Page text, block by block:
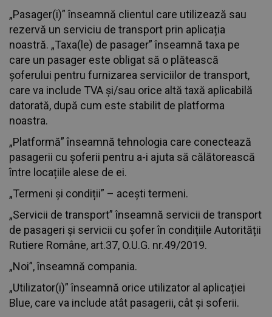
„Pasager(i)” înseamnă clientul care utilizează sau
rezervă un serviciu de transport prin aplicația
noastră. „Taxa(le) de pasager” înseamnă taxa pe
care un pasager este obligat să o plătească
șoferului pentru furnizarea serviciilor de transport,
care va include TVA și/sau orice altă taxă aplicabilă
datorată, după cum este stabilit de platforma
noastra.
„Platformă” înseamnă tehnologia care conectează
pasagerii cu șoferii pentru a-i ajuta să călătorească
între locațiile alese de ei.
„Termeni și condiții” – acești termeni.
„Servicii de transport” înseamnă servicii de transport
de pasageri și servicii cu șofer în condițiile Autorității
Rutiere Române, art.37, O.U.G. nr.49/2019.
„Noi”, înseamnă compania.
„Utilizator(i)” înseamnă orice utilizator al aplicației
Blue, care va include atât pasagerii, cât și soferii.